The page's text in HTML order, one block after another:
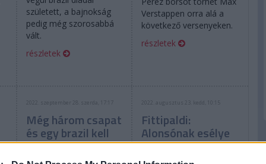
született, a bajnokság
pedig még szorosabbá
vált.
részletek
Verstappen orra alá a
következő versenyeken.
részletek
2022. szeptember 28. szerda, 17:17
Még három csapat
és egy brazil kell
az F1-nek
Fittipaldi szerint
2022. augusztus 23. kedd, 10:15
Fittipaldi:
Alonsónak esélye
van a harmadik
bajnoki címre